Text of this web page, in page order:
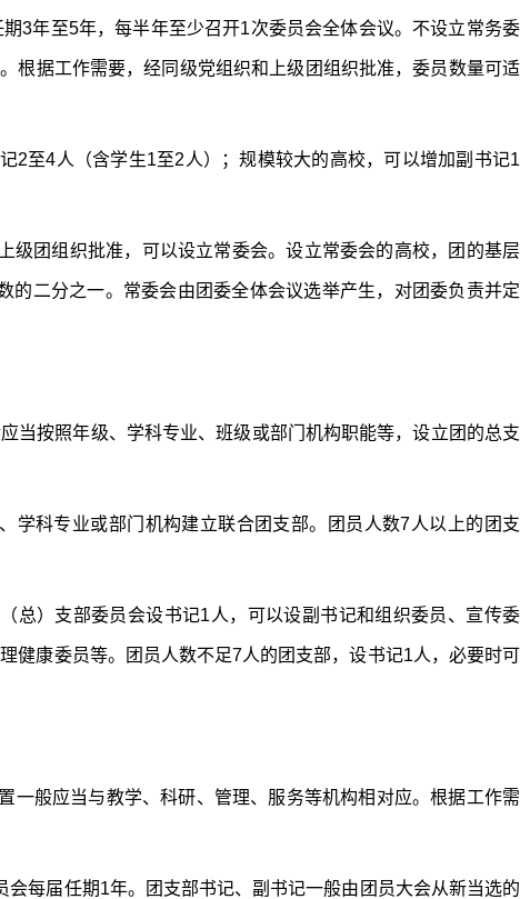
3年至5年，每半年至少召开1次委员会全体会议。不设立常务委
根据工作需要，经同级党组织和上级团组织批准，委员数量可适
2至4人（含学生1至2人）；规模较大的高校，可以增加副书记1
级团组织批准，可以设立常委会。设立常委会的高校，团的基层
二分之一。常委会由团委全体会议选举产生，对团委负责并定
当按照年级、学科专业、班级或部门机构职能等，设立团的总支
学科专业或部门机构建立联合团支部。团员人数7人以上的团支
总）支部委员会设书记1人，可以设副书记和组织委员、宣传委
健康委员等。团员人数不足7人的团支部，设书记1人，必要时可
一般应当与教学、科研、管理、服务等机构相对应。根据工作需
每届任期1年。团支部书记、副书记一般由团员大会从新当选的